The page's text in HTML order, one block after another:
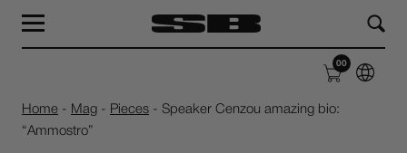
00
Home - Mag - Pieces - Speaker Cenzou amazing bio:
“Ammostro”